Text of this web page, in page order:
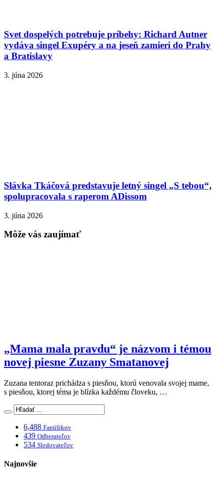
Svet dospelých potrebuje príbehy: Richard Autner
vydáva singel Exupéry a na jeseň zamieri do Prahy
a Bratislavy
3. júna 2026
Slávka Tkáčová predstavuje letný singel „S tebou“,
spolupracovala s raperom ADissom
3. júna 2026
Môže vás zaujímať
„Mama mala pravdu“ je názvom i témou
novej piesne Zuzany Smatanovej
Zuzana tentoraz prichádza s piesňou, ktorú venovala svojej mame,
s piesňou, ktorej téma je blízka každému človeku, …
6,488 Fanúšikov
439 Odberateľov
534 Sledovateľov
Najnovšie